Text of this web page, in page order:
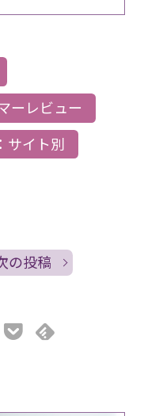
ーレビュー
サイト別
の投稿